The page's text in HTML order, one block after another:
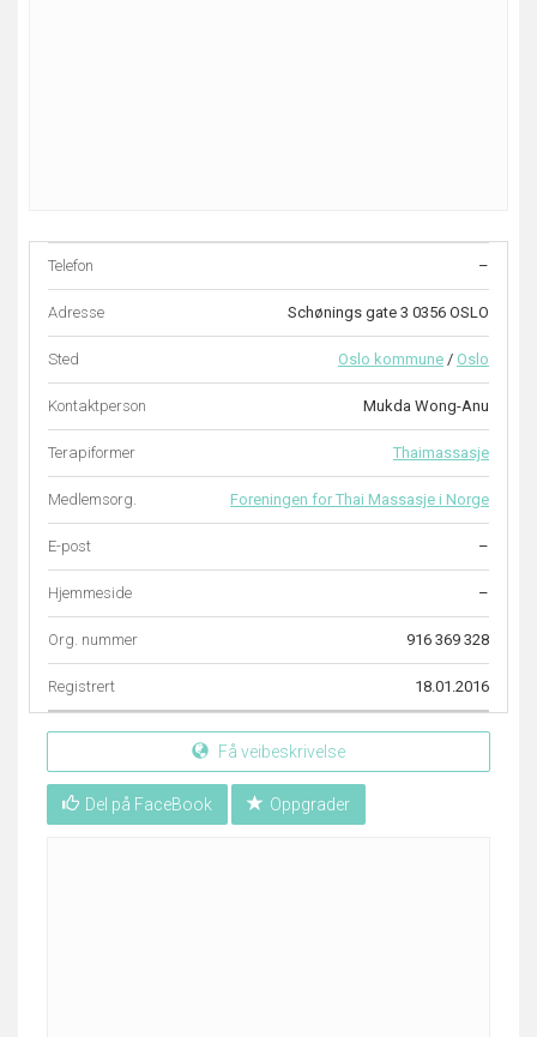
Telefon –
Adresse Schønings gate 3 0356 OSLO
Sted Oslo kommune / Oslo
Kontaktperson Mukda Wong-Anu
Terapiformer Thaimassasje
Medlemsorg. Foreningen for Thai Massasje i Norge
E-post –
Hjemmeside –
Org. nummer 916 369 328
Registrert 18.01.2016
Få veibeskrivelse
Del på FaceBook Oppgrader